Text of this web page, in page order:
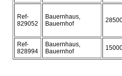
Ref-
829052
Bauernhaus,
Bauernhof
Ref-
828994
Bauernhaus,
Bauernhof